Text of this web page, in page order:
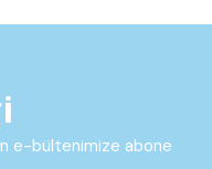
e-bültenimize abone